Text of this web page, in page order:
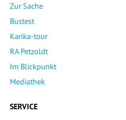
Zur Sache
Bustest
Karika-tour
RA Petzoldt
Im Blickpunkt
Mediathek
SERVICE